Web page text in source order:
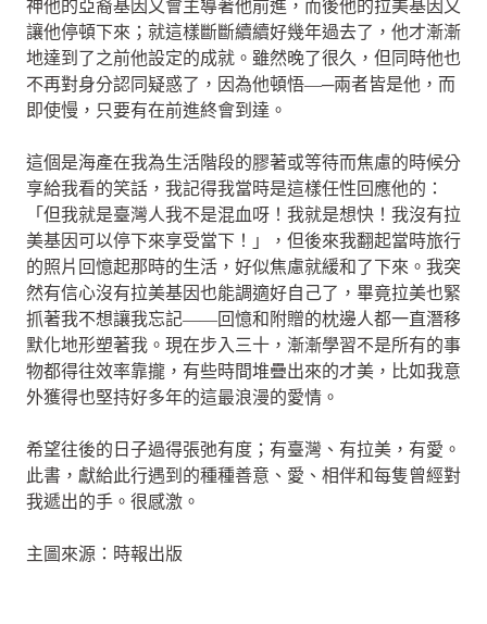
神他的亞裔基因又會主導著他前進，而後他的拉美基因又
讓他停頓下來；就這樣斷斷續續好幾年過去了，他才漸漸
地達到了之前他設定的成就。雖然晚了很久，但同時他也
不再對身分認同疑惑了，因為他頓悟—─兩者皆是他，而
即使慢，只要有在前進終會到達。
這個是海產在我為生活階段的膠著或等待而焦慮的時候分
享給我看的笑話，我記得我當時是這樣任性回應他的：
「但我就是臺灣人我不是混血呀！我就是想快！我沒有拉
美基因可以停下來享受當下！」，但後來我翻起當時旅行
的照片回憶起那時的生活，好似焦慮就緩和了下來。我突
然有信心沒有拉美基因也能調適好自己了，畢竟拉美也緊
抓著我不想讓我忘記——回憶和附贈的枕邊人都一直潛移
默化地形塑著我。現在步入三十，漸漸學習不是所有的事
物都得往效率靠攏，有些時間堆疊出來的才美，比如我意
外獲得也堅持好多年的這最浪漫的愛情。
希望往後的日子過得張弛有度；有臺灣、有拉美，有愛。
此書，獻給此行遇到的種種善意、愛、相伴和每隻曾經對
我遞出的手。很感激。
主圖來源：時報出版